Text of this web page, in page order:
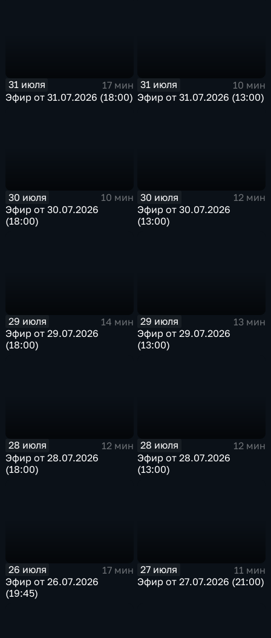
31 июля
17 мин
Эфир от 31.07.2026 (18:00)
31 июля
10 мин
Эфир от 31.07.2026 (13:00)
30 июля
10 мин
Эфир от 30.07.2026
(18:00)
30 июля
12 мин
Эфир от 30.07.2026
(13:00)
29 июля
14 мин
Эфир от 29.07.2026
(18:00)
29 июля
13 мин
Эфир от 29.07.2026
(13:00)
28 июля
12 мин
Эфир от 28.07.2026
(18:00)
28 июля
12 мин
Эфир от 28.07.2026
(13:00)
26 июля
17 мин
Эфир от 26.07.2026
(19:45)
27 июля
11 мин
Эфир от 27.07.2026 (21:00)